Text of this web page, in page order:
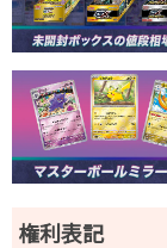
権利表記